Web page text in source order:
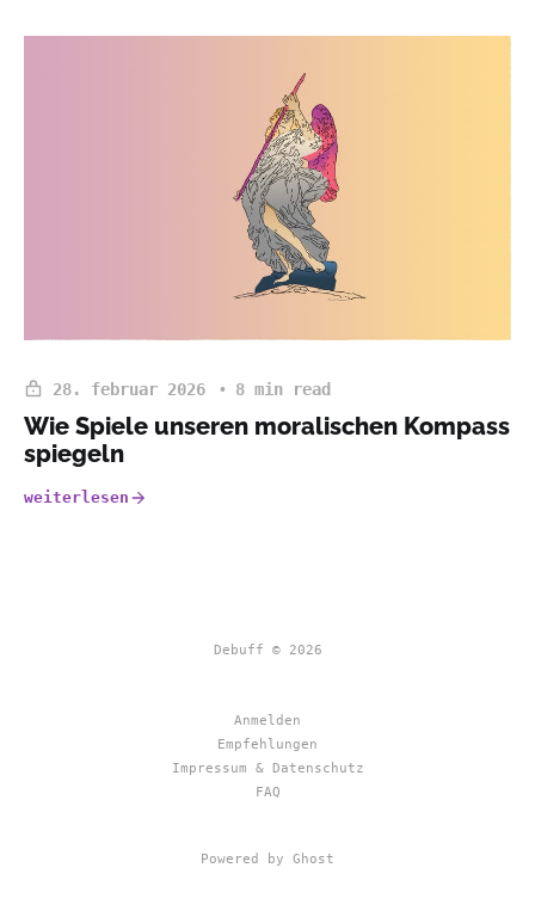
28. februar 2026 8 min read
Wie Spiele unseren moralischen Kompass
spiegeln
weiterlesen
Debuff © 2026
Anmelden
Empfehlungen
Impressum & Datenschutz
FAQ
Powered by Ghost